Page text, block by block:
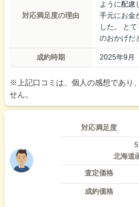
対応満足度の理由
ように配慮
手元にお金
した。 と
のおかげだ
成約時期 2025年9月
※上記口コミは、個人の感想であり
せん。
対応満足度
北海道
査定価格
成約価格